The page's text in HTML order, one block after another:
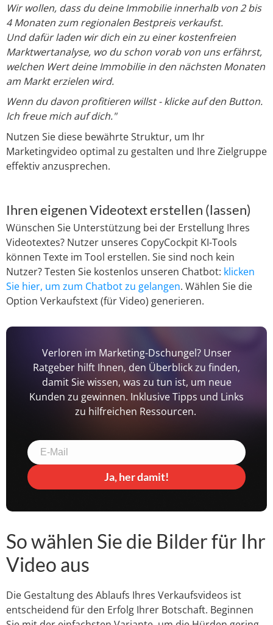
Wir wollen, dass du deine Immobilie innerhalb von 2 bis
4 Monaten zum regionalen Bestpreis verkaufst.
Und dafür laden wir dich ein zu einer kostenfreien
Marktwertanalyse, wo du schon vorab von uns erfährst,
welchen Wert deine Immobilie in den nächsten Monaten
am Markt erzielen wird.
Wenn du davon profitieren willst - klicke auf den Button.
Ich freue mich auf dich."
Nutzen Sie diese bewährte Struktur, um Ihr
Marketingvideo optimal zu gestalten und Ihre Zielgruppe
effektiv anzusprechen.
Ihren eigenen Videotext erstellen (lassen)
Wünschen Sie Unterstützung bei der Erstellung Ihres
Videotextes? Nutzer unseres CopyCockpit KI-Tools
können Texte im Tool erstellen. Sie sind noch kein
Nutzer? Testen Sie kostenlos unseren Chatbot: klicken
Sie hier, um zum Chatbot zu gelangen. Wählen Sie die
Option Verkaufstext (für Video) generieren.
Verloren im Marketing-Dschungel? Unser
Ratgeber hilft Ihnen, den Überblick zu finden,
damit Sie wissen, was zu tun ist, um neue
Kunden zu gewinnen. Inklusive Tipps und Links
zu hilfreichen Ressourcen.
Ja, her damit!
So wählen Sie die Bilder für Ihr
Video aus
Die Gestaltung des Ablaufs Ihres Verkaufsvideos ist
entscheidend für den Erfolg Ihrer Botschaft. Beginnen